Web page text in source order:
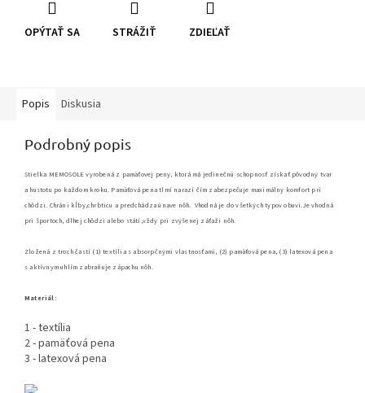
OPÝTAŤ SA STRÁŽIŤ ZDIEĽAŤ
Popis Diskusia
Podrobný popis
Stielka MEMOSOLE vyrobená z pamäťovej peny, ktorá má jedinečnú schopnosť získať pôvodný tvar
a hustotu po každom kroku. Pamäťová pena tlmí narazí čím zabezpečuje maximálny komfort pri
chôdzi. Chráni kĺby,chrbticu a predchádza únave nôh. Vhodná je do všetkých typov obuvi.Je vhodná
pri športoch, dlhej chôdzi alebo státí,vždy pri zvýšenej záťaži nôh.
Zložená z troch častí (1) textília s absorpčnými vlastnosťami, (2) pamäťová pena, (3) latexová pena
s aktívnym uhlím zabraňuje zápachu nôh.
Materiál:
1 - textília
2 - pamäťová pena
3 - latexová pena